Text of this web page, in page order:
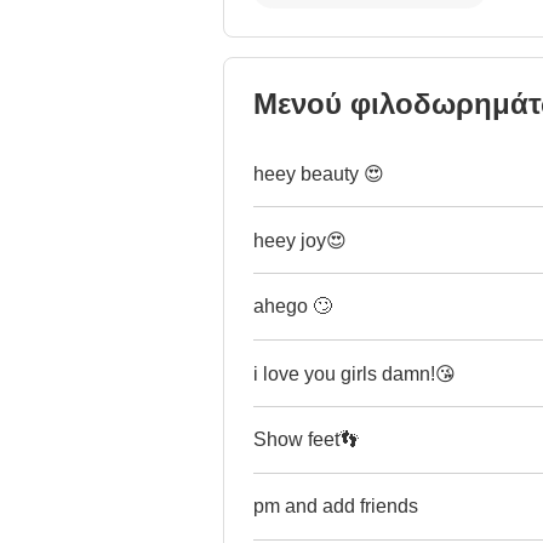
Μενού
heey beauty 😍
heey joy😍
ahego 🙄
i love you girls damn!😘
Show feet👣
pm and add friends